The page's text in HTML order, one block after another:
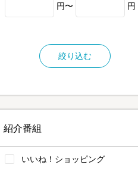
円〜 円
絞り込む
紹介番組
いいね！ショッピング